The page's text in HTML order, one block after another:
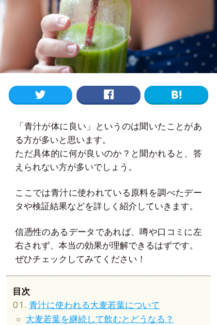
「青汁が体に良い」というのは聞いたことがあ
る方が多いと思います。
ただ具体的に何が良いのか？と聞かれると、答
えられない方が多いでしょう。
ここでは青汁に使われている原料を調べたデー
タや検証結果などを詳しく紹介していきます。
信憑性のあるデータであれば、噂や口コミに左
右されず、本当の効果が理解できるはずです。
ぜひチェックしてみてください！
青汁に使われる大麦若葉について
大麦若葉を継続して飲むとどうなる？